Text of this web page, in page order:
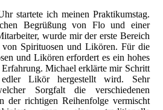
startete ich meinen Praktikumstag.
Begrüßung von Flo und einer
wurde mir der erste Bereich
von Spirituosen und Likören. Für die
und Likören erfordert es ein hohes
Michael erklärte mir Schritt
Likör hergestellt wird. Sehr
Sorgfalt die verschiedenen
der richtigen Reihenfolge vermischt